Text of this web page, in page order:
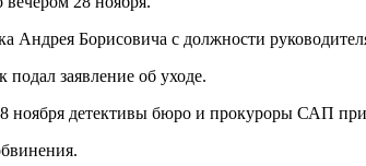
Андрея Борисовича с должности
подал заявление об уходе.
детективы бюро и прокуроры САП